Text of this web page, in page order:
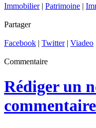
Immobilier| Patrimoine |
Partager
Facebook | Twitter| Viadeo
Commentaire
Rédiger un
commentaire